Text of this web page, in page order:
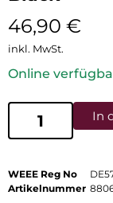
46,90 €
inkl. MwSt.
Online
In
WEEE Reg No
Artikelnummer